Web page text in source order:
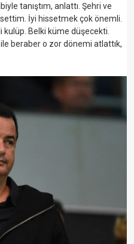
tanıştım, anlattı. Şehri ve
İyi hissetmek çok önemli.
kulüp. Belki küme düşecekti.
beraber o zor dönemi atlattık,